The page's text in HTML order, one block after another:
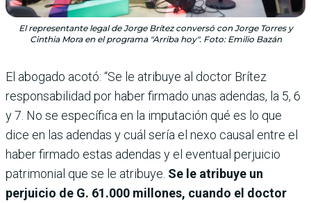
El representante legal de Jorge Brítez conversó con Jorge Torres y
Cinthia Mora en el programa "Arriba hoy". Foto: Emilio Bazán
El abogado acotó: “Se le atribuye al doctor Brítez
responsabilidad por haber firmado unas adendas, la 5, 6
y 7. No se específica en la imputación qué es lo que
dice en las adendas y cuál sería el nexo causal entre el
haber firmado estas adendas y el eventual perjuicio
patrimonial que se le atribuye. Se le atribuye un
perjuicio de G. 61.000 millones, cuando el doctor